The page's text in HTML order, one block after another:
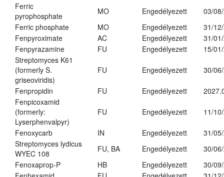
Ferric
pyrophosphate
MO Engedélyezett
03/
Ferric phosphate
MO Engedélyezett
31/
Fenpyroximate
AC Engedélyezett
31/
Fenpyrazamine
FU Engedélyezett
15/
Streptomyces K61
(formerly S.
griseoviridis)
FU Engedélyezett 30/
Fenpropidin FU Engedélyezett
Fenpicoxamid
(formerly:
Lyserphenvalpyr)
FU Engedélyezett 11/
Fenoxycarb IN Engedélyezett
31/
Streptomyces lydicus
WYEC 108
FU, BA Engedélyezett
30/
Fenoxaprop-P
HB Engedélyezett
30/